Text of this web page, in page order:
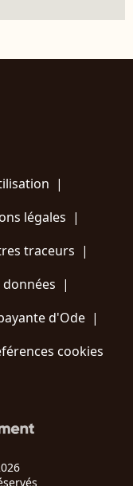
|
légales |
traceurs |
|
d'Ode |
cookies